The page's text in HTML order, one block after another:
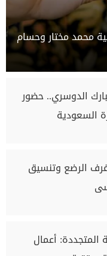
محمد مختار وحسام
الدوسري.. حضور
السعودية
غرف الرضع وتنسيق
المتجددة: أعمال